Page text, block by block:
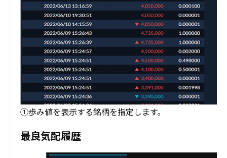
①歩み値を表示する銘柄を指定します。
最良気配履歴